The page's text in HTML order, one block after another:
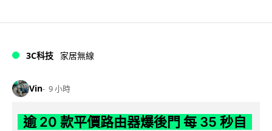
3C科技 家居無線
Vin 9 小時
逾 20 款平價路由器爆後門 每 35 秒自